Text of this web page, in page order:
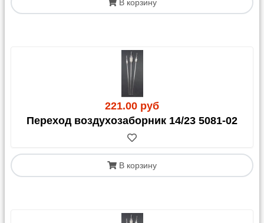
В корзину
221.00 руб
Переход воздухозаборник 14/23 5081-02
В корзину